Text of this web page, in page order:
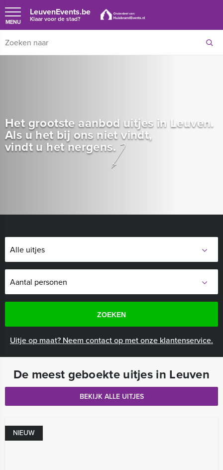
LeuvenEvents.be
Klaar voor de stad?
MENU
Het grootste aanbod uitjes in Leuven.
Als u het bij ons niet vindt,
vindt u het nergens.
ZOEKEN
Uitje op maat? Neem contact op met onze klantenservice.
De meest geboekte uitjes in Leuven
BEKIJK ALLE UITJES
NIEUW